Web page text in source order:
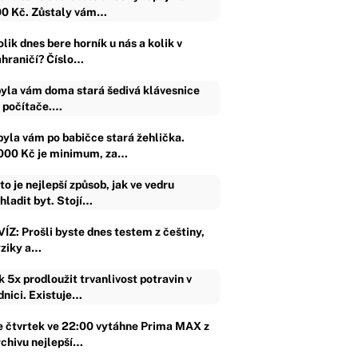
Kč. Zůstaly vám…
dnes bere horník u nás a kolik v
Číslo…
vám doma stará šedivá klávesnice
počítače.…
vám po babičce stará žehlička.
Kč je minimum, za…
je nejlepší způsob, jak ve vedru
byt. Stojí…
Prošli byste dnes testem z češtiny,
a…
5x prodloužit trvanlivost potravin v
Existuje…
čtvrtek ve 22:00 vytáhne Prima MAX z
nejlepší…